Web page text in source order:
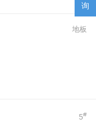
询
地板
5#